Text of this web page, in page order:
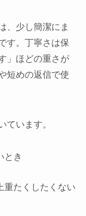
、少し簡潔にま
す。丁寧さは保
」ほどの重さが
短めの返信で使
ています。
とき
重たくしたくない